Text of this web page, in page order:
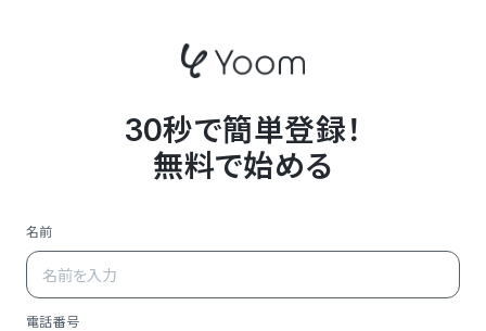
30秒で簡単登録！
無料で始める
名前
電話番号